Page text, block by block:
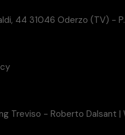
44 31046 Oderzo (TV) -
Treviso - Roberto Dalsant |